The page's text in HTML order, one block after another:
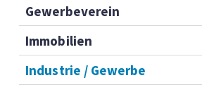
Gewerbeverein
Immobilien
Industrie / Gewerbe